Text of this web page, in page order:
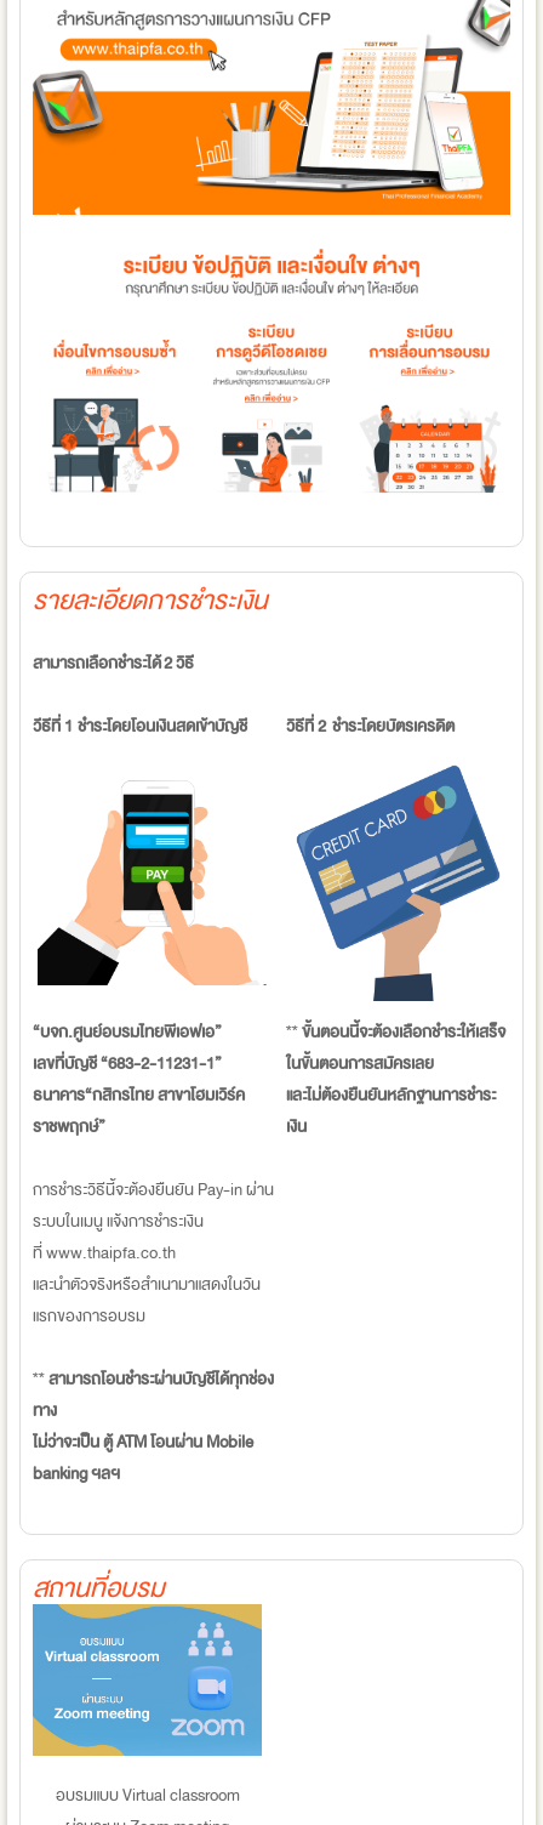
รายละเอียดการชำระเงิน
สามารถเลือกชำระได้ 2 วิธี
วีธีที่ 1 ชำระโดยโอนเงินสดเข้าบัญชี วิธีที่ 2 ชำระโดยบัตรเครดิต
“บจก.ศูนย์อบรมไทยพีเอฟเอ”
เลขที่บัญชี “683-2-11231-1”
ธนาคาร“กสิกรไทย สาขาโฮมเวิร์ค
ราชพฤกษ์”
การชำระวิธีนี้จะต้องยืนยัน Pay-in ผ่าน
ระบบในเมนู แจ้งการชำระเงิน
ที่ www.thaipfa.co.th
และนำตัวจริงหรือสำเนามาแสดงในวัน
แรกของการอบรม
**สามารถโอนชำระผ่านบัญชีได้ทุกช่อง
ทาง
ไม่ว่าจะเป็น ตู้ ATM โอนผ่าน Mobile
banking ฯลฯ
**ขั้นตอนนี้จะต้องเลือกชำระให้เสร็จ
ในขั้นตอนการสมัครเลย
และไม่ต้องยืนยันหลักฐานการชำระ
เงิน
สถานที่อบรม
อบรมแบบ Virtual classroom